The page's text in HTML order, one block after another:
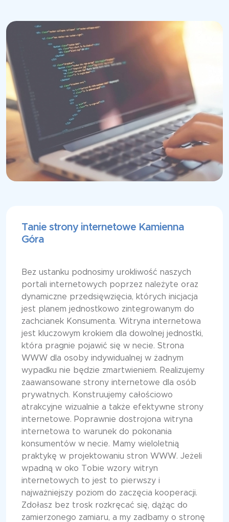
Tanie strony internetowe Kamienna
Góra
Bez ustanku podnosimy urokliwość naszych
portali internetowych poprzez należyte oraz
dynamiczne przedsięwzięcia, których inicjacja
jest planem jednostkowo zintegrowanym do
zachcianek Konsumenta. Witryna internetowa
jest kluczowym krokiem dla dowolnej jednostki,
która pragnie pojawić się w necie. Strona
WWW dla osoby indywidualnej w żadnym
wypadku nie będzie zmartwieniem. Realizujemy
zaawansowane strony internetowe dla osób
prywatnych. Konstruujemy całościowo
atrakcyjne wizualnie a także efektywne strony
internetowe. Poprawnie dostrojona witryna
internetowa to warunek do pokonania
konsumentów w necie. Mamy wieloletnią
praktykę w projektowaniu stron WWW. Jeżeli
wpadną w oko Tobie wzory witryn
internetowych to jest to pierwszy i
najważniejszy poziom do zaczęcia kooperacji.
Zdołasz bez trosk rozkręcać się, dążąc do
zamierzonego zamiaru, a my zadbamy o stronę